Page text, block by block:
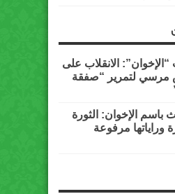
الانقلاب على
مرسي لتمرير “صفقة
باسم الإخوان: الثورة
وراياتها مرفوعة